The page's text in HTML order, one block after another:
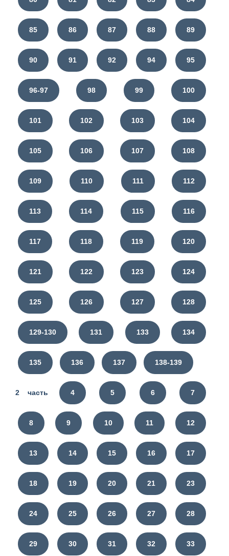
85 86 87 88 89
90 91 92 94 95
96-97 98 99 100
101 102 103 104
105 106 107 108
109 110 111 112
113 114 115 116
117 118 119 120
121 122 123 124
125 126 127 128
129-130 131 133 134
135 136 137 138-139
2 часть 4 5 6 7
8 9 10 11 12
13 14 15 16 17
18 19 20 21 23
24 25 26 27 28
29 30 31 32 33